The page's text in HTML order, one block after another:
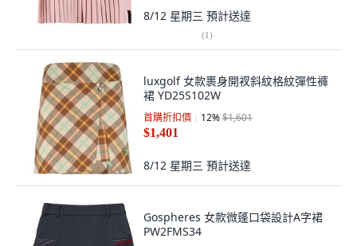
8/12 星期三 預計送達
(1)
luxgolf 女款裹身開衩斜紋格紋彈性褲
裙 YD25S102W
首購折扣價 12%$1,601
$1,401
8/12 星期三 預計送達
Gospheres 女款微蓬口袋設計A字裙
PW2FMS34